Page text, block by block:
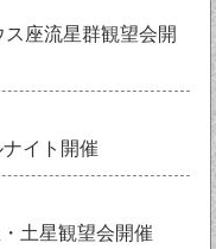
座流星群観望会開
イト開催
土星観望会開催